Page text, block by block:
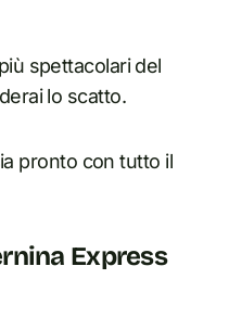
spettacolari del
lo scatto.
pronto con tutto il
Express